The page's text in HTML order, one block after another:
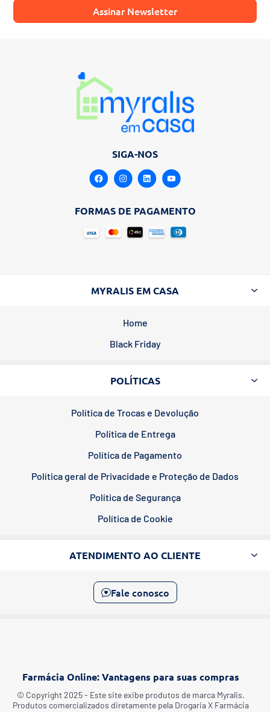
Assinar Newsletter
SIGA-NOS
FORMAS DE PAGAMENTO
MYRALIS EM CASA
Home
Black Friday
POLÍTICAS
Política de Trocas e Devolução
Política de Entrega
Política de Pagamento
Política geral de Privacidade e Proteção de Dados
Política de Segurança
Política de Cookie
ATENDIMENTO AO CLIENTE
Fale conosco
Farmácia Online: Vantagens para suas compras
©️ Copyright 2025 - Este site exibe produtos de marca Myralis.
Produtos comercializados diretamente pela Drogaria X Farmácia